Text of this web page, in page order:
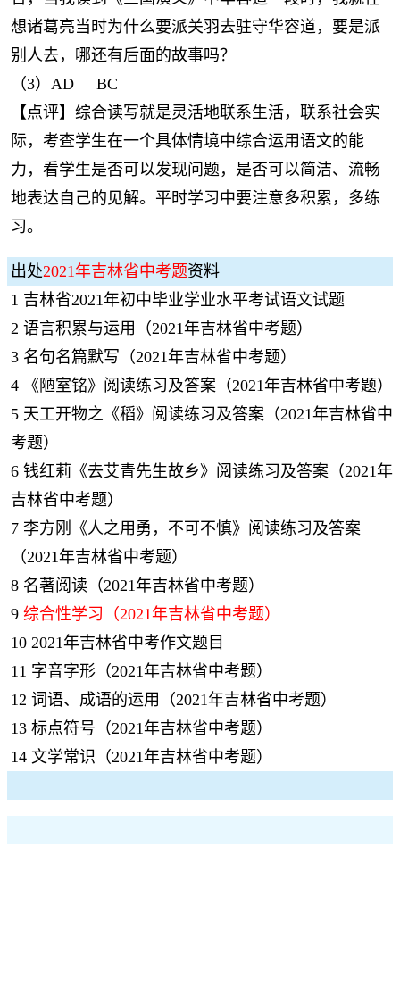
想诸葛亮当时为什么要派关羽去驻守华容道，要是派
别人去，哪还有后面的故事吗？
（3）AD BC
【点评】综合读写就是灵活地联系生活，联系社会实
际，考查学生在一个具体情境中综合运用语文的能
力，看学生是否可以发现问题，是否可以简洁、流畅
地表达自己的见解。平时学习中要注意多积累，多练
习。
出处2021年吉林省中考题资料
1 吉林省2021年初中毕业学业水平考试语文试题
2 语言积累与运用（2021年吉林省中考题）
3 名句名篇默写（2021年吉林省中考题）
4
《陋室铭》阅读练习及答案（2021年吉林省中考题）
5 天工开物之《稻》阅读练习及答案（2021年吉林省中
考题）
6 钱红莉《去艾青先生故乡》阅读练习及答案（2021年
吉林省中考题）
7 李方刚《人之用勇，不可不慎》阅读练习及答案
（2021年吉林省中考题）
8 名著阅读（2021年吉林省中考题）
9 综合性学习（2021年吉林省中考题）
10 2021年吉林省中考作文题目
11 字音字形（2021年吉林省中考题）
12 词语、成语的运用（2021年吉林省中考题）
13 标点符号（2021年吉林省中考题）
14 文学常识（2021年吉林省中考题）